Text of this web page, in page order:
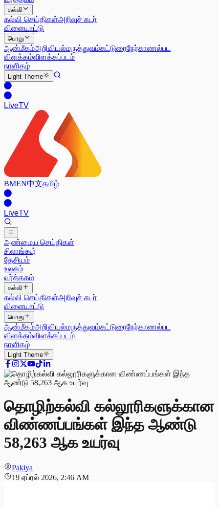
கல்வி
கல்வி செய்திகள்அறிவுச் சுடர்
விளையாட்டு
பொது
ஆன்மீகம்அறிவியல்மருத்துவம்கட்டுரைநேர்காணல்பட
விளக்கம்விளக்கப்படம்
நாளிதழ்
Light Theme
LiveTV
BMEN中文தமிழ்
LiveTV
அண்மைய செய்திகள்
சிலாங்கூர்
தேசியம்
உலகம்
வர்த்தகம்
கல்வி
கல்வி செய்திகள்அறிவுச் சுடர்
விளையாட்டு
பொது
ஆன்மீகம்அறிவியல்மருத்துவம்கட்டுரைநேர்காணல்பட
விளக்கம்விளக்கப்படம்
நாளிதழ்
Light Theme
தொழிற்கல்வி கல்லூரிகளுக்கான
விண்ணப்பங்கள் இந்த ஆண்டு
58,263 ஆக உயர்வு
Pakiya
19 ஏப்ரல் 2026, 2:46 AM